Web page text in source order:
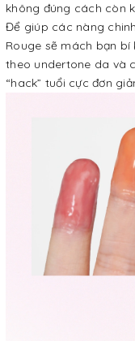
không đúng cách còn
Để giúp các nàng
Rouge sẽ mách bạn
theo undertone da và
“hack” tuổi cực đơn